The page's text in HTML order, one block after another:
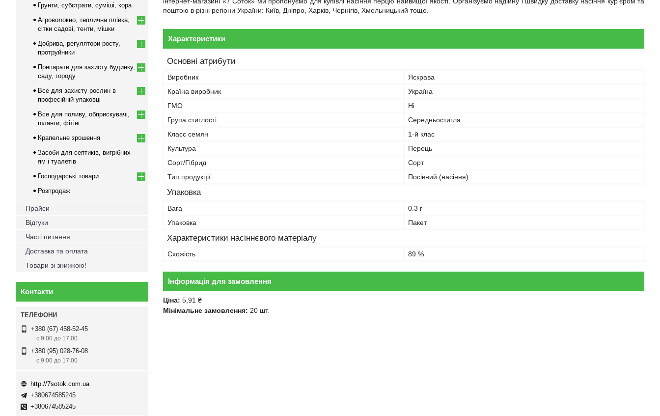
поштою в різні регіони України: Київ, Дніпро, Харків, Чернігів, Хмельницький тощо.
Характеристики
Основні атрибути
Виробник
Яскрава
Країна виробник
Україна
ГМО
Ні
Група стиглості
Середньостигла
Класс семян
1-й клас
Культура
Перець
Сорт/Гібрид
Сорт
Тип продукції
Посівний (насіння)
Упаковка
Вага
0.3 г
Упаковка
Пакет
Характеристики насіннєвого матеріалу
Схожість 89 %
Інформація для замовлення
Ціна: 5,91 ₴
Мінімальне замовлення: 20 шт.
Грунти, субстрати, суміші, кора
Агроволокно, теплична плівка,
сітки садові, тенти, мішки
Добрива, регулятори росту,
протруйники
Препарати для захисту будинку,
саду, городу
Все для захисту рослин в
професійній упаковці
Все для поливу, обприскувачі,
шланги, фітінг
Крапельне зрошення
Засоби для септиків, вигрібних
ям і туалетів
Господарські товари
Розпродаж
Прайси
Відгуки
Часті питання
Доставка та оплата
Товари зі знижкою!
Контакти
+380 (67) 458-52-45
с 9:00 до 17:00
+380 (95) 028-76-08
с 9:00 до 17:00
http://7sotok.com.ua
+380674585245
+380674585245